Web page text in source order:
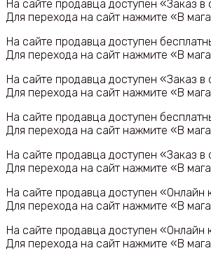
На сайте продавца доступен «Заказ в
Для перехода на сайт нажмите «В
На сайте продавца доступен
Для перехода на сайт нажмите «В
На сайте продавца доступен «Заказ в
Для перехода на сайт нажмите «В
На сайте продавца доступен
Для перехода на сайт нажмите «В
На сайте продавца доступен «Заказ в
Для перехода на сайт нажмите «В
На сайте продавца доступен «Онлайн
Для перехода на сайт нажмите «В
На сайте продавца доступен «Онлайн
Для перехода на сайт нажмите «В